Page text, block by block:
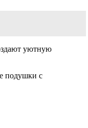
уютную
подушки с